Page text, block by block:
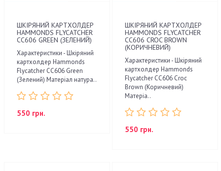
ШКІРЯНИЙ КАРТХОЛДЕР
HAMMONDS FLYCATCHER
CC606 GREEN (ЗЕЛЕНИЙ)
Характеристики - Шкіряний
картхолдер Hammonds
Flycatcher CC606 Green
(Зелений) Матеріал натура..
550 грн.
ШКІРЯНИЙ КАРТХОЛДЕР
HAMMONDS FLYCATCHER
CC606 CROC BROWN
(КОРИЧНЕВИЙ)
Характеристики - Шкіряний
картхолдер Hammonds
Flycatcher CC606 Croc
Brown (Коричневий)
Матеріа..
550 грн.